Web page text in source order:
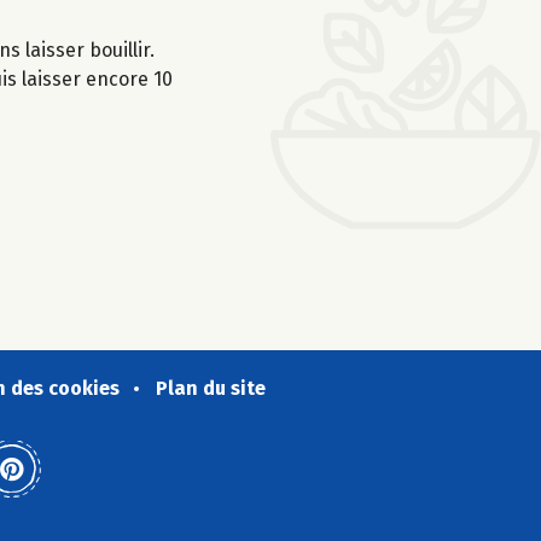
laisser bouillir.
laisser encore 10
des cookies Plan du site